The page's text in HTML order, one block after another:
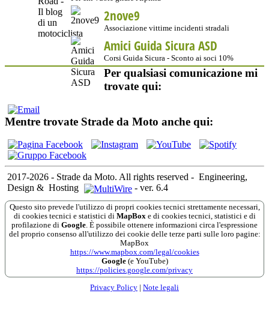
2nove9
Associazione vittime incidenti stradali
Amici Guida Sicura ASD
Corsi Guida Sicura - Sconto ai soci 10%
Per qualsiasi comunicazione mi
trovate qui:
Mentre trovate Strade da Moto anche qui:
2017-2026 - Strade da Moto. All rights reserved - Engineering,
Design & Hosting - ver. 6.4
Questo sito prevede l'utilizzo di propri cookies tecnici strettamente necessari,
di cookies tecnici e statistici di MapBox e di cookies tecnici, statistici e di
profilazione di Google . È possibile ottenere informazioni circa l'espressione
del proprio consenso all'utilizzo dei cookie delle terze parti sulle loro pagine:
MapBox
https://www.mapbox.com/legal/cookies
Google(e YouTube)
https://policies.google.com/privacy
Privacy Policy | Note legali